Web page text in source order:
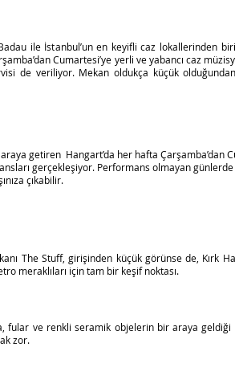
ile İstanbul’un en keyifli caz lokallerinden
Cumartesi’ye yerli ve yabancı caz
de veriliyor. Mekan oldukça küçük
getiren Hangart’da her hafta Çarşamba’dan
gerçekleşiyor. Performans olmayan
çıkabilir.
The Stuff, girişinden küçük görünse de, Kırk
meraklıları için tam bir keşif noktası.
fular ve renkli seramik objelerin bir araya geldiği
zor.